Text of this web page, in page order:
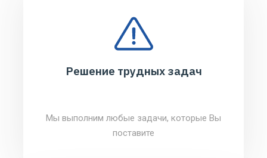
Решение трудных задач
Мы выполним любые задачи, которые Вы
поставите